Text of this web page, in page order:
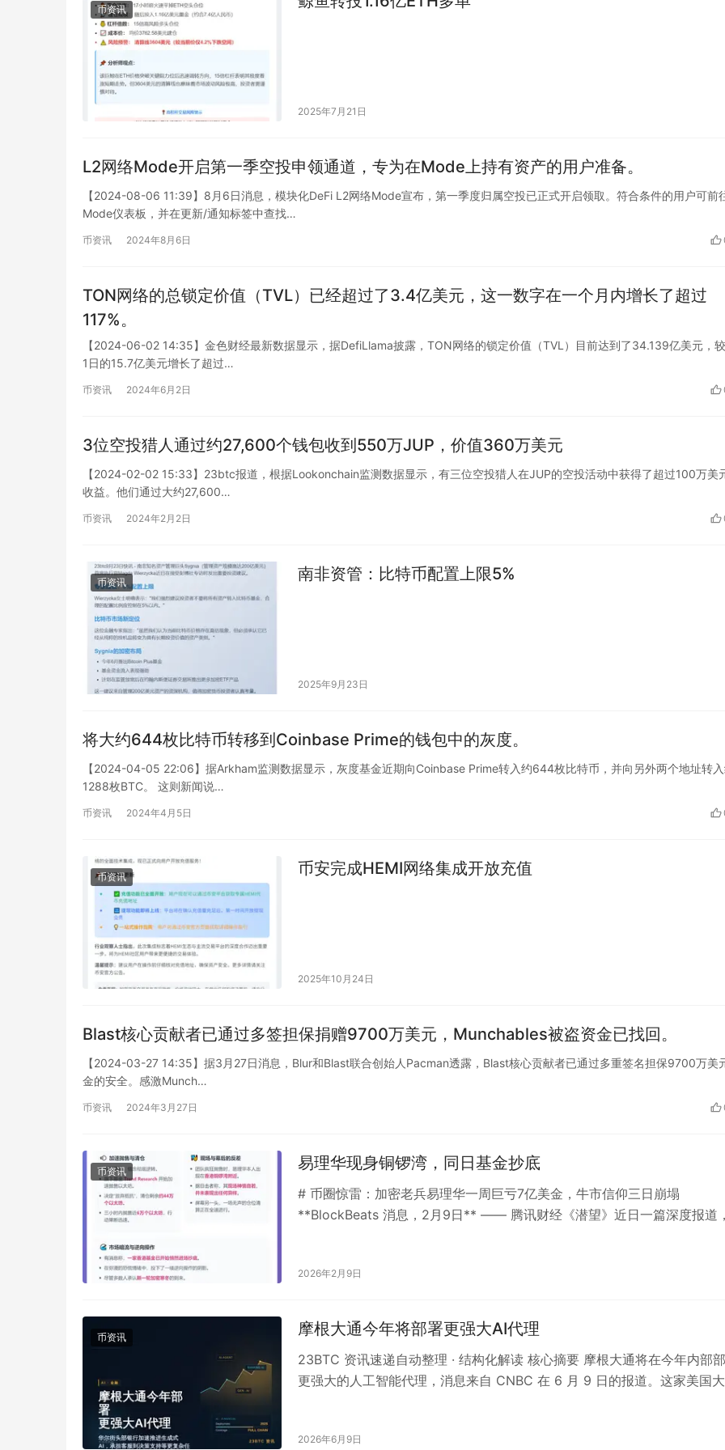
币资讯
2025年7月21日
L2网络Mode开启第一季空投申领通道，专为在Mode上持有资产的用户准备。
【2024-08-06 11:39】8月6日消息，模块化DeFi L2网络Mode宣布，第一季度归属空投已正式开启领取。符合条件的用户可前
Mode仪表板，并在更新/通知标签中查找…
币资讯 2024年8月6日
TON网络的总锁定价值（TVL）已经超过了3.4亿美元，这一数字在一个月内增长了超过
117%。
【2024-06-02 14:35】金色财经最新数据显示，据DefiLlama披露，TON网络的锁定价值（TVL）目前达到了34.139亿美元，
1日的15.7亿美元增长了超过…
币资讯 2024年6月2日
3位空投猎人通过约27,600个钱包收到550万JUP，价值360万美元
【2024-02-02 15:33】23btc报道，根据Lookonchain监测数据显示，有三位空投猎人在JUP的空投活动中获得了超过100万美
收益。他们通过大约27,600…
币资讯 2024年2月2日
币资讯 南非资管：比特币配置上限5%
2025年9月23日
将大约644枚比特币转移到Coinbase Prime的钱包中的灰度。
【2024-04-05 22:06】据Arkham监测数据显示，灰度基金近期向Coinbase Prime转入约644枚比特币，并向另外两个地址转
1288枚BTC。 这则新闻说…
币资讯 2024年4月5日
币资讯 币安完成HEMI网络集成开放充值
2025年10月24日
Blast核心贡献者已通过多签担保捐赠9700万美元，Munchables被盗资金已找回。
【2024-03-27 14:35】据3月27日消息，Blur和Blast联合创始人Pacman透露，Blast核心贡献者已通过多重签名担保9700万美
金的安全。感激Munch…
币资讯 2024年3月27日
币资讯 易理华现身铜锣湾，同日基金抄底
# 币圈惊雷：加密老兵易理华一周巨亏7亿美金，牛市信仰三日崩塌
**BlockBeats 消息，2月9日** —— 腾讯财经《潜望》近日一篇深度报道
2026年2月9日
币资讯 摩根大通今年将部署更强大AI代理
23BTC 资讯速递自动整理 · 结构化解读 核心摘要 摩根大通将在今年内部
更强大的人工智能代理，消息来自 CNBC 在 6 月 9 日的报道。这家美国大
2026年6月9日